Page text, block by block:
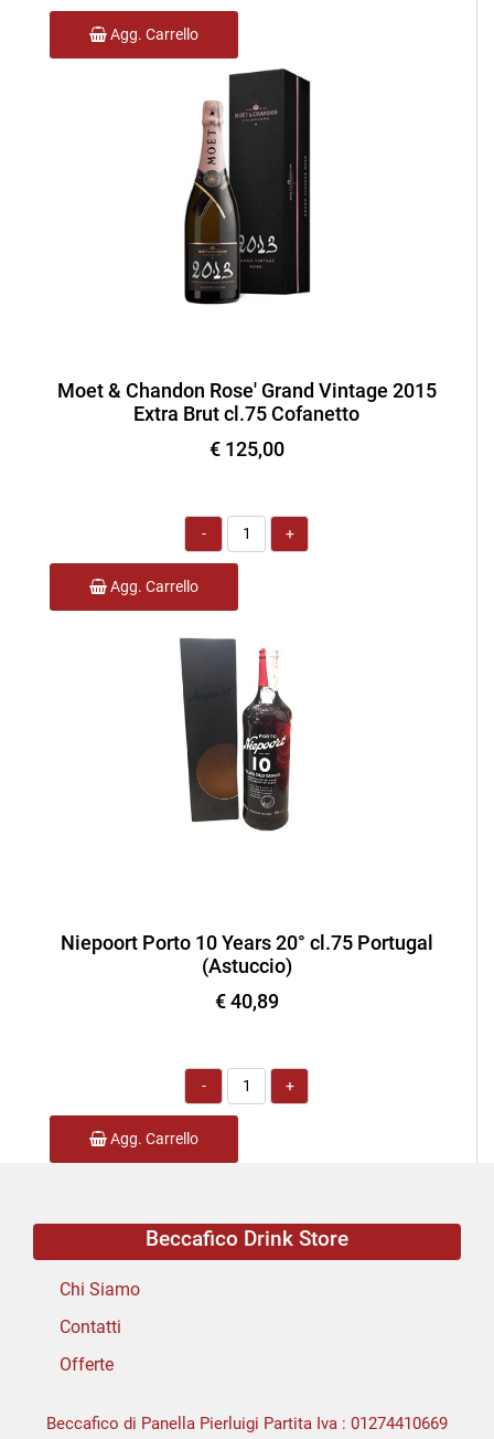
Agg. Carrello
Moet & Chandon Rose' Grand Vintage 2015
Extra Brut cl.75 Cofanetto
€ 125,00
Quantità
Agg. Carrello
Niepoort Porto 10 Years 20° cl.75 Portugal
(Astuccio)
€ 40,89
Quantità
Agg. Carrello
Beccafico Drink Store
Chi Siamo
Contatti
Offerte
Beccafico di Panella Pierluigi Partita Iva : 01274410669